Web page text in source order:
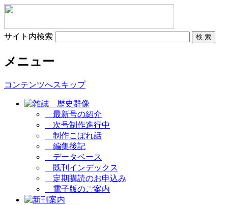
サイト内検索
メニュー
コンテンツへスキップ
最新号の紹介
次号制作進行中
制作こぼれ話
編集後記
データベース
既刊インデックス
定期購読のお申込み
電子版のご案内